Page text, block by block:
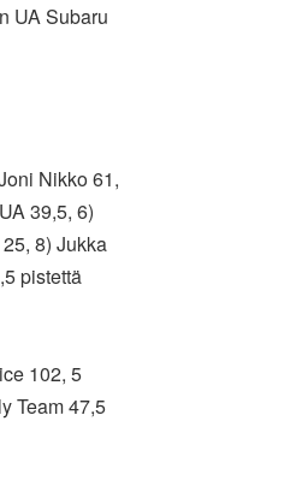
UA Subaru
Nikko 61,
39,5, 6)
8) Jukka
pistettä
102, 5
Team 47,5